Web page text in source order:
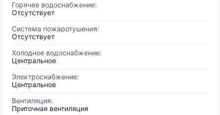
Горячее водоснабжение:
Отсутствует
Система пожаротушения:
Отсутствует
Холодное водоснабжение:
Центральное
Электроснабжение:
Центральное
Вентиляция:
Приточная вентиляция